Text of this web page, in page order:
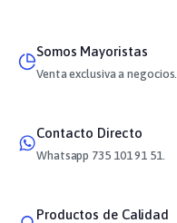
Somos Mayoristas
Venta exclusiva a negocios.
Contacto Directo
Whatsapp 735 101 91 51.
Productos de Calidad